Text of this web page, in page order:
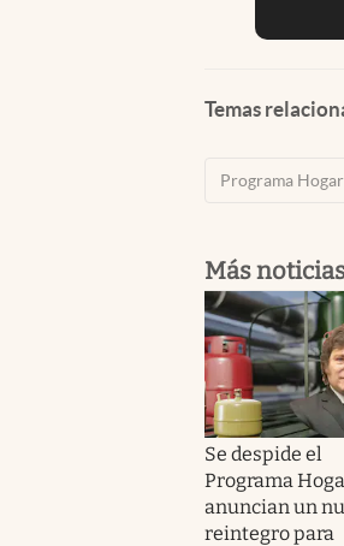
Temas
Programa Hogar
Más
Se despide el
Programa
anuncian un
reintegro para